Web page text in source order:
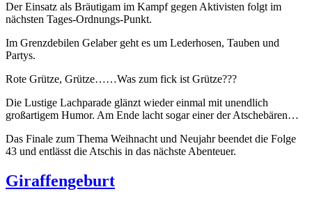
Der Einsatz als Bräutigam im Kampf gegen Aktivisten folgt im
nächsten Tages-Ordnungs-Punkt.
Im Grenzdebilen Gelaber geht es um Lederhosen, Tauben und
Partys.
Rote Grütze, Grütze……Was zum fick ist Grütze???
Die Lustige Lachparade glänzt wieder einmal mit unendlich
großartigem Humor. Am Ende lacht sogar einer der Atschebären…
Das Finale zum Thema Weihnacht und Neujahr beendet die Folge
43 und entlässt die Atschis in das nächste Abenteuer.
Giraffengeburt